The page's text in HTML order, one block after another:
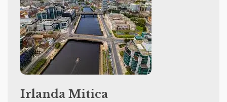
Irlanda Mitica